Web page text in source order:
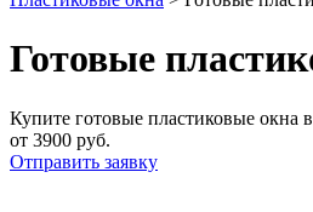
Готовые
Купите готовые пластиковые окна
от 3900 руб.
Отправить заявку